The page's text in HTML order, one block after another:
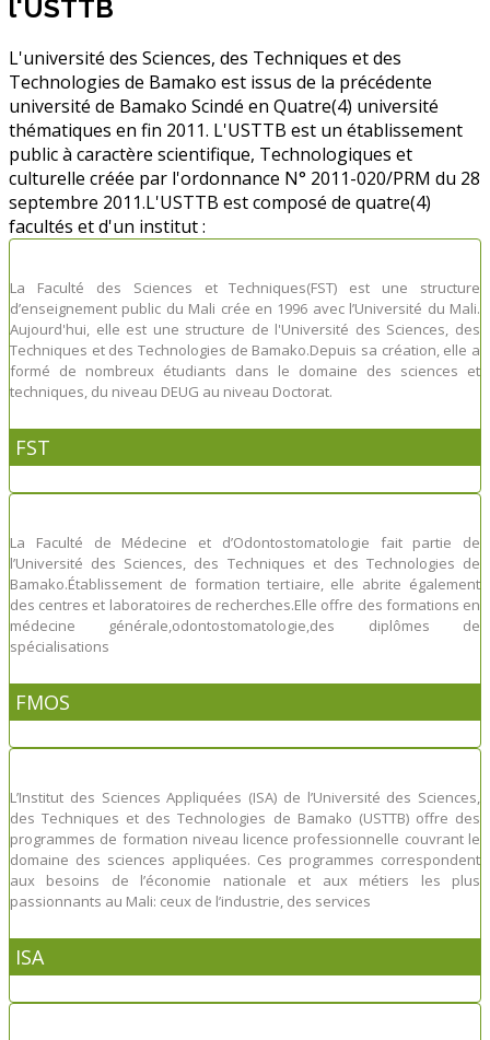
l'USTTB
L'université des Sciences, des Techniques et des
Technologies de Bamako est issus de la précédente
université de Bamako Scindé en Quatre(4) université
thématiques en fin 2011. L'USTTB est un établissement
public à caractère scientifique, Technologiques et
culturelle créée par l'ordonnance N° 2011-020/PRM du 28
septembre 2011.L'USTTB est composé de quatre(4)
facultés et d'un institut :
La Faculté des Sciences et Techniques(FST) est une structure
d’enseignement public du Mali crée en 1996 avec l’Université du Mali.
Aujourd'hui, elle est une structure de l'Université des Sciences, des
Techniques et des Technologies de Bamako.Depuis sa création, elle a
formé de nombreux étudiants dans le domaine des sciences et
techniques, du niveau DEUG au niveau Doctorat.
FST
La Faculté de Médecine et d’Odontostomatologie fait partie de
l’Université des Sciences, des Techniques et des Technologies de
Bamako.Établissement de formation tertiaire, elle abrite également
des centres et laboratoires de recherches.Elle offre des formations en
médecine générale,odontostomatologie,des diplômes de
spécialisations
FMOS
L’Institut des Sciences Appliquées (ISA) de l’Université des Sciences,
des Techniques et des Technologies de Bamako (USTTB) offre des
programmes de formation niveau licence professionnelle couvrant le
domaine des sciences appliquées. Ces programmes correspondent
aux besoins de l’économie nationale et aux métiers les plus
passionnants au Mali: ceux de l’industrie, des services
ISA